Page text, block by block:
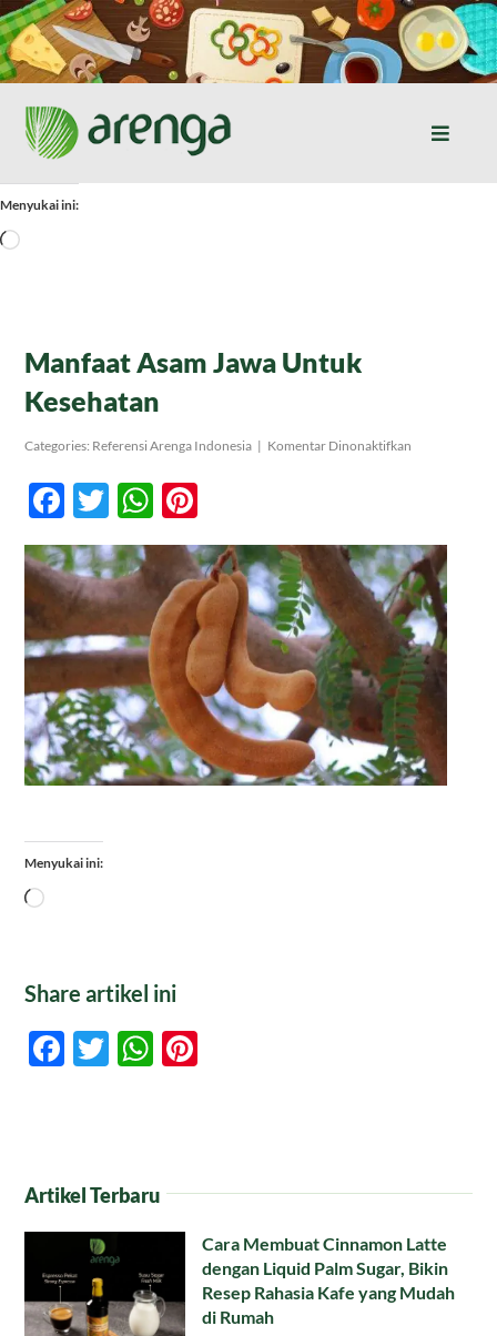
Skip
to
content
Toggle
Home
Tentang Kami
Produk
Kontak
Menyukai ini:
Memuat...
Manfaat Asam Jawa Untuk
Kesehatan
Categories: Referensi Arenga Indonesia | Komentar Dinonaktifkan
Facebook
TwitterWhatsApp
Menyukai ini:
Memuat...
Share artikel ini
Facebook
TwitterWhatsApp
Artikel Terbaru
Cara Membuat Cinnamon Latte
dengan Liquid Palm Sugar, Bikin
Resep Rahasia Kafe yang Mudah
di Rumah